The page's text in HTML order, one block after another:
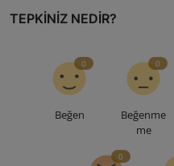
TEPKINIZ NEDIR?
Beğen
0
Beğenme
me
0
0